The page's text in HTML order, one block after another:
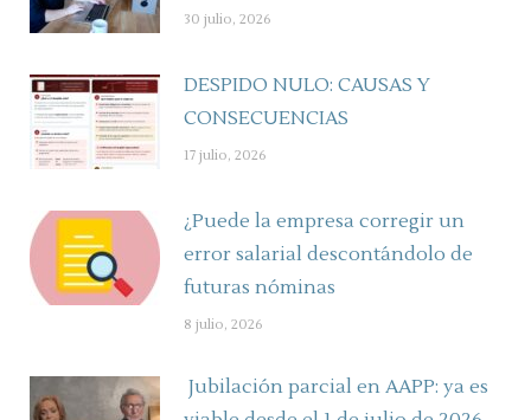
30 julio, 2026
DESPIDO NULO: CAUSAS Y
CONSECUENCIAS
17 julio, 2026
¿Puede la empresa corregir un
error salarial descontándolo de
futuras nóminas
8 julio, 2026
Jubilación parcial en AAPP: ya es